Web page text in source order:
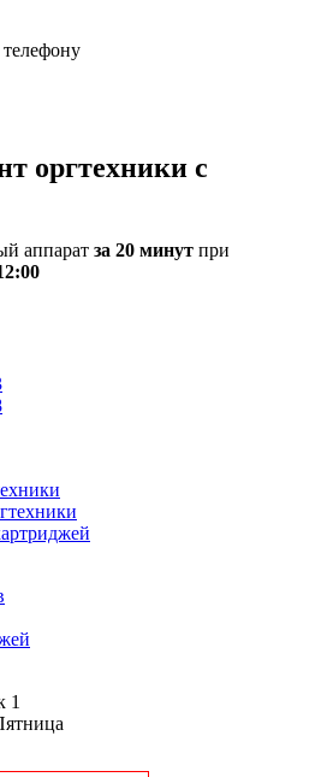
оргтехники с
аппарат за 20 минут при
1